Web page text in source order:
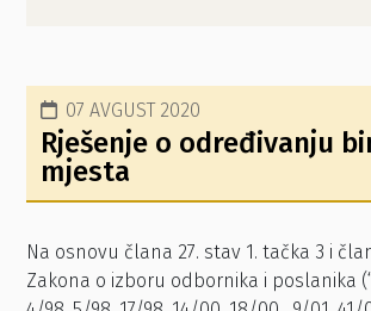
07 AVGUST 2020
Rješenje o određivanju
mjesta
Na osnovu člana 27. stav 1. tačka 3 i
Zakona o izboru odbornika i poslanika